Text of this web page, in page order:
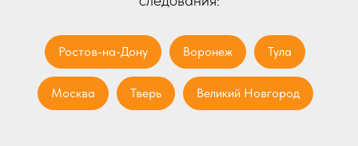
Ростов-на-Дону Воронеж Тула
Москва Тверь Великий Новгород